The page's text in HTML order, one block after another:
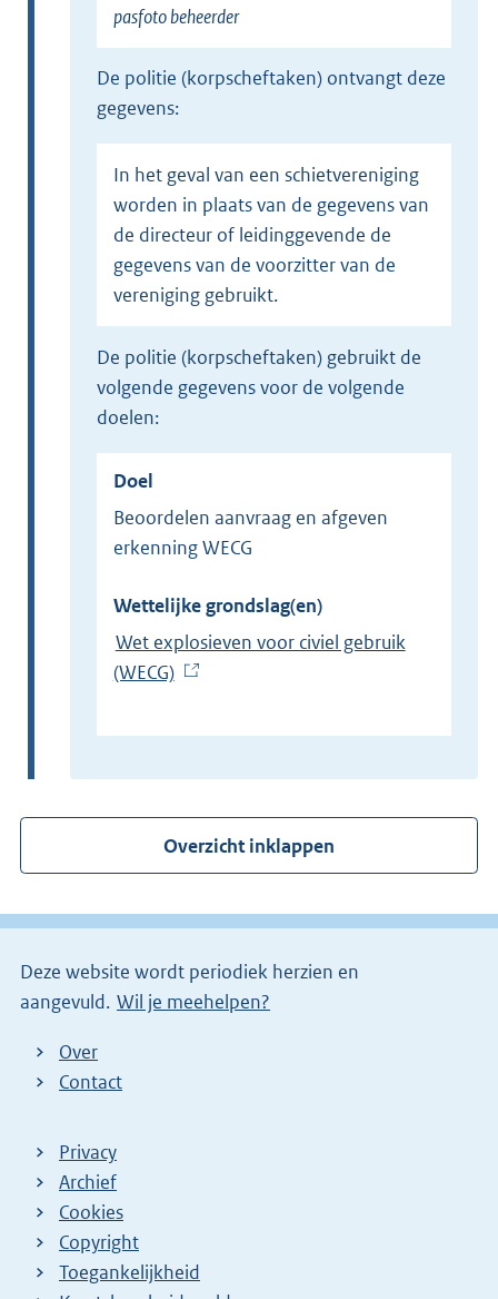
pasfoto beheerder
de politie (korpscheftaken) ontvangt deze
gegevens:
In het geval van een schietvereniging
worden in plaats van de gegevens van
de directeur of leidinggevende de
gegevens van de voorzitter van de
vereniging gebruikt.
de politie (korpscheftaken) gebruikt de
volgende gegevens voor de volgende
doelen:
Doel
Beoordelen aanvraag en afgeven
erkenning WECG
Wettelijke grondslag(en)
Wet explosieven voor civiel gebruik
(WECG)(
x
r
n
l
n
k
Overzicht inklappen
Deze website wordt periodiek herzien en
aangevuld. Wil je meehelpen?
Over
Contact
Privacy
Archief
Cookies
Copyright
Toegankelijkheid